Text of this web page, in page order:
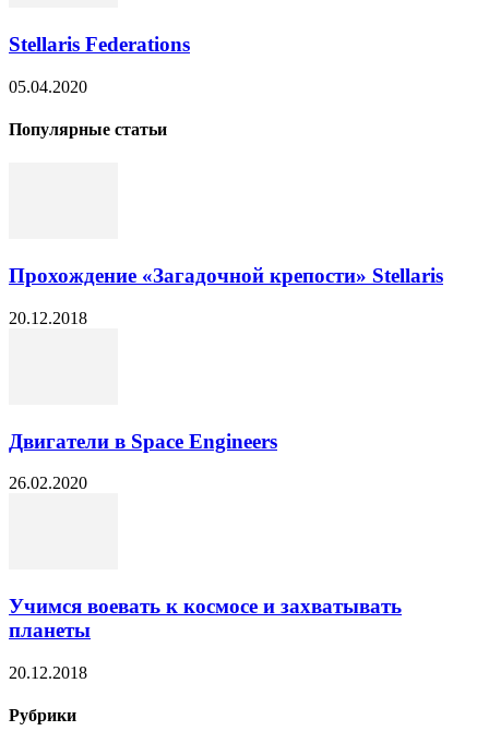
Stellaris Federations
05.04.2020
Популярные статьи
Прохождение «Загадочной крепости» Stellaris
20.12.2018
Двигатели в Space Engineers
26.02.2020
Учимся воевать к космосе и захватывать
планеты
20.12.2018
Рубрики